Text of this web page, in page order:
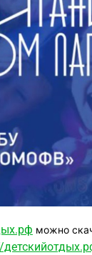
можно